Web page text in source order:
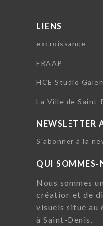
LIENS
excroissance
FRAAP
HCE Studio
La Ville de Saint-
NEWSLETTER
S'abonner à la
QUI SOMMES-
Nous sommes
création et de
visuels situé au
à Saint-Denis.